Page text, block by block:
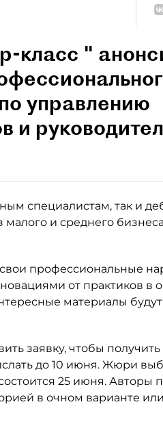
класс "
управлению
и
специалистам, так и
и среднего
профессиональные
от практиков в
материалы будут
заявку, чтобы получить
до 10 июня. Жюри
25 июня. Авторы
в очном варианте или